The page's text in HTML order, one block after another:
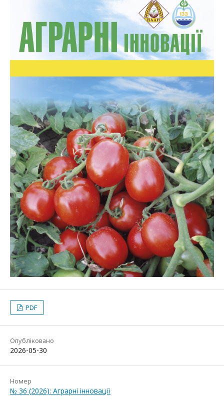
PDF
Опубліковано
2026-05-30
Номер
№ 36 (2026): Аграрні інновації